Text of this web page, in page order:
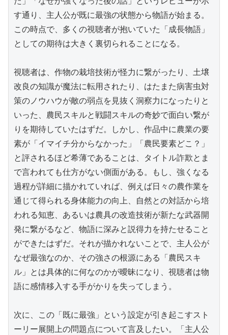
す通り、主人公が既に最強の状態から物語が始まる。
この時点で、多くの視聴者が抱いていた「成長物語」
としての期待は大きく裏切られることになる。
視聴者は、作物の栽培技術が怪力に繋がったり、土壌
改良の知識が魔法に転用されたり、はたまた病害虫対
策のノウハウが敵の弱点を見抜く洞察力になったりと
いった、農民スキルと戦闘スキルの奇妙で面白い繋が
りを期待していたはずだ。しかし、作品中に農業の要
素が「イマイチ分からなかった」「農民要素どこ？」
と評されるほど希薄であることは、タイトル詐欺とま
で言われても仕方がない側面がある。もし、強くなる
過程が詳細に描かれていれば、例えば日々の農作業を
通じて得られる身体能力の向上、自然との対話から培
われる知恵、あるいは農具の改造技術が新たな武器開
発に繋がるなど、物語に深みと説得力を持たせること
ができたはずだ。それが描かれないことで、主人公が
なぜ最強なのか、その強さの根源にある「農民スキ
ル」とは具体的に何なのかが曖昧になり、視聴者は物
語に感情移入する手がかりを失ってしまう。
次に、この「既に最強」という設定が引き起こすスト
ーリー展開上の問題点について言及したい。「主人公